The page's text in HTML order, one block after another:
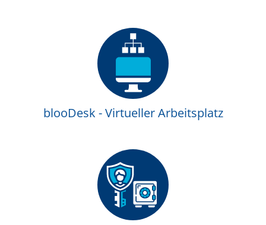
blooDesk - Virtueller Arbeitsplatz